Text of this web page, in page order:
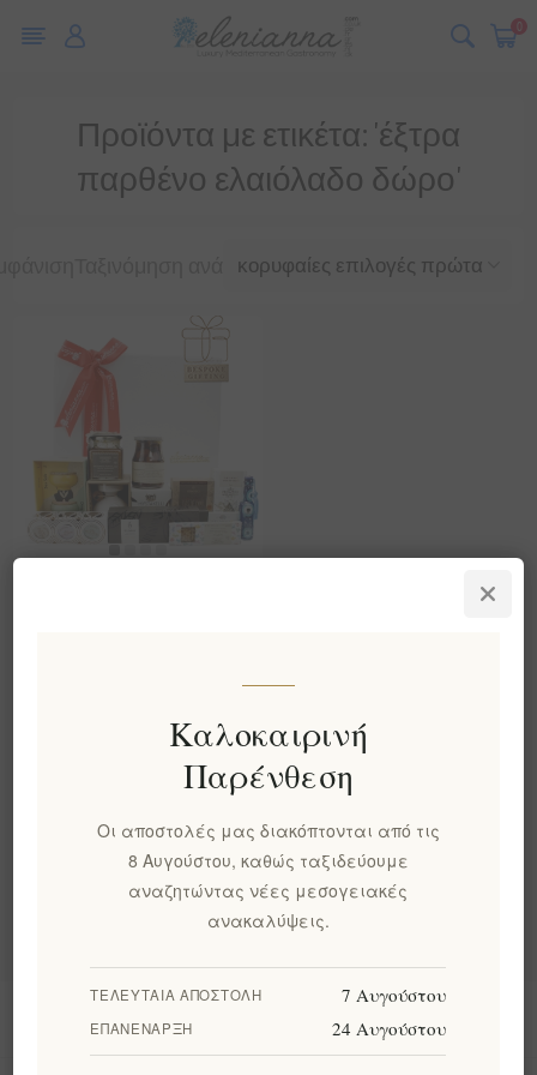
0
Κατηγορίες
Δημοφιλεις ετικετες
Προϊόντα με ετικέτα: 'έξτρα
παρθένο ελαιόλαδο δώρο'
€169,00 χωρίς ΦΠΑ
Πληροφορίες
Καλοκαιρινή
Παρένθεση
Οι αποστολές μας διακόπτονται από τις
8 Αυγούστου, καθώς ταξιδεύουμε
αναζητώντας νέες μεσογειακές
ανακαλύψεις.
ΤΕΛΕΥΤΑΊΑ ΑΠΟΣΤΟΛΉ 7 Αυγούστου
ΕΠΑΝΈΝΑΡΞΗ 24 Αυγούστου